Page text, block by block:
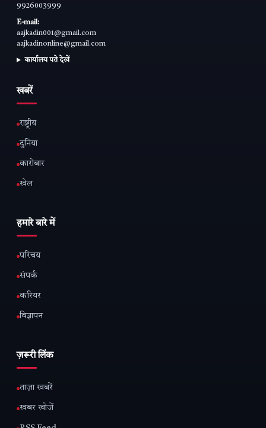
9926003999
E-mail:
aajkadin001@gmail.com
aajkadinonline@gmail.com
कार्यालय पते देखें
खबरें
राष्ट्रीय
दुनिया
कारोबार
खेल
हमारे बारे में
परिचय
संपर्क
करियर
विज्ञापन
ज़रूरी लिंक
ताज़ा खबरें
खबर खोजें